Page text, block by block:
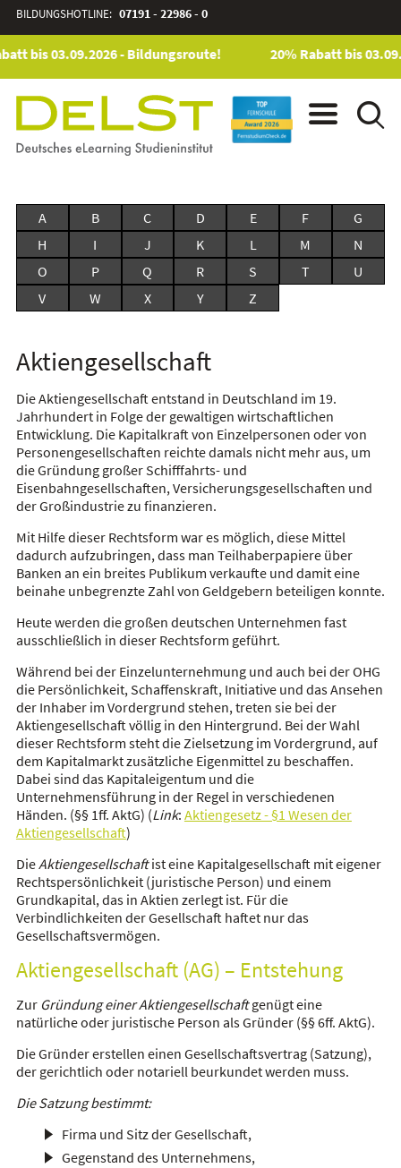
BILDUNGSHOTLINE: 07191 - 22986 - 0
bis 03.09.2026 - Bildungsroute! 20% Rabatt bis
A B C D E F
G
H
I J K L M
N
O
P Q R S T
U
V
W X Y Z
Aktiengesellschaft
Die Aktiengesellschaft entstand in Deutschland im 19.
Jahrhundert in Folge der gewaltigen wirtschaftlichen
Entwicklung. Die Kapitalkraft von Einzelpersonen oder von
Personengesellschaften reichte damals nicht mehr aus, um
die Gründung großer Schifffahrts- und
Eisenbahngesellschaften, Versicherungsgesellschaften und
der Großindustrie zu finanzieren.
Mit Hilfe dieser Rechtsform war es möglich, diese Mittel
dadurch aufzubringen, dass man Teilhaberpapiere über
Banken an ein breites Publikum verkaufte und damit eine
beinahe unbegrenzte Zahl von Geldgebern beteiligen konnte.
Heute werden die großen deutschen Unternehmen fast
ausschließlich in dieser Rechtsform geführt.
Während bei der Einzelunternehmung und auch bei der OHG
die Persönlichkeit, Schaffenskraft, Initiative und das Ansehen
der Inhaber im Vordergrund stehen, treten sie bei der
Aktiengesellschaft völlig in den Hintergrund. Bei der Wahl
dieser Rechtsform steht die Zielsetzung im Vordergrund, auf
dem Kapitalmarkt zusätzliche Eigenmittel zu beschaffen.
Dabei sind das Kapitaleigentum und die
Unternehmensführung in der Regel in verschiedenen
Händen. (§§ 1ff. AktG) (Link: Aktiengesetz - §1 Wesen der
Aktiengesellschaft)
DieAktiengesellschaftist eine Kapitalgesellschaft mit eigener
Rechtspersönlichkeit (juristische Person) und einem
Grundkapital, das in Aktien zerlegt ist. Für die
Verbindlichkeiten der Gesellschaft haftet nur das
Gesellschaftsvermögen.
Aktiengesellschaft (AG) – Entstehung
Zur Gründung einer Aktiengesellschaftgenügt eine
natürliche oder juristische Person als Gründer (§§ 6ff. AktG).
Die Gründer erstellen einen Gesellschaftsvertrag (Satzung),
der gerichtlich oder notariell beurkundet werden muss.
Die Satzungbestimmt:
Firma und Sitz der Gesellschaft,
Gegenstand des Unternehmens,